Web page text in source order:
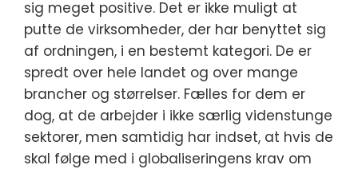
sig meget positive. Det er ikke muligt at
putte de virksomheder, der har benyttet sig
af ordningen, i en bestemt kategori. De er
spredt over hele landet og over mange
brancher og størrelser. Fælles for dem er
dog, at de arbejder i ikke særlig videnstunge
sektorer, men samtidig har indset, at hvis de
skal følge med i globaliseringens krav om